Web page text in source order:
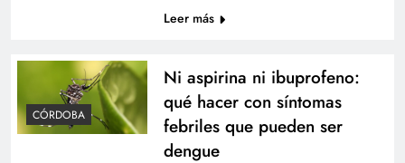
Leer más
CÓRDOBA
Ni aspirina ni ibuprofeno:
qué hacer con síntomas
febriles que pueden ser
dengue